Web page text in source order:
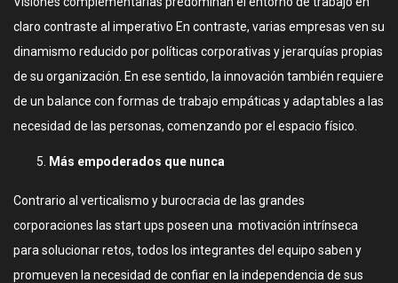
claro contraste al imperativo En contraste, varias empresas ven su
dinamismo reducido por políticas corporativas y jerarquías propias
de su organización. En ese sentido, la innovación también requiere
de un balance con formas de trabajo empáticas y adaptables a las
necesidad de las personas, comenzando por el espacio físico.
Más empoderados que nunca
Contrario al verticalismo y burocracia de las grandes
corporaciones las start ups poseen una motivación intrínseca
para solucionar retos, todos los integrantes del equipo saben y
promueven la necesidad de confiar en la independencia de sus